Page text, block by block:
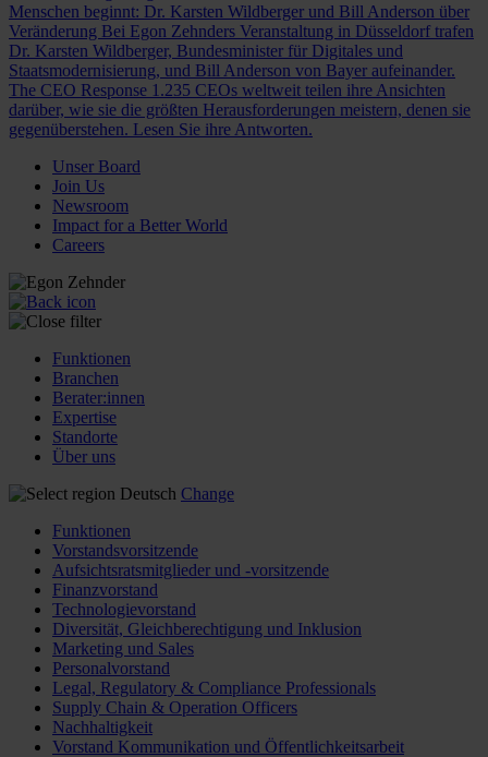
Menschen beginnt: Dr. Karsten Wildberger und Bill Anderson über
Veränderung Bei Egon Zehnders Veranstaltung in Düsseldorf trafen
Dr. Karsten Wildberger, Bundesminister für Digitales und
Staatsmodernisierung, und Bill Anderson von Bayer aufeinander.
The CEO Response 1.235 CEOs weltweit teilen ihre Ansichten
darüber, wie sie die größten Herausforderungen meistern, denen sie
gegenüberstehen. Lesen Sie ihre Antworten.
Unser Board
Join Us
Newsroom
Impact for a Better World
Careers
Funktionen
Branchen
Berater:innen
Expertise
Standorte
Über uns
Deutsch Change
Funktionen
Vorstandsvorsitzende
Aufsichtsratsmitglieder und -vorsitzende
Finanzvorstand
Technologievorstand
Diversität, Gleichberechtigung und Inklusion
Marketing und Sales
Personalvorstand
Legal, Regulatory & Compliance Professionals
Supply Chain & Operation Officers
Nachhaltigkeit
Vorstand Kommunikation und Öffentlichkeitsarbeit